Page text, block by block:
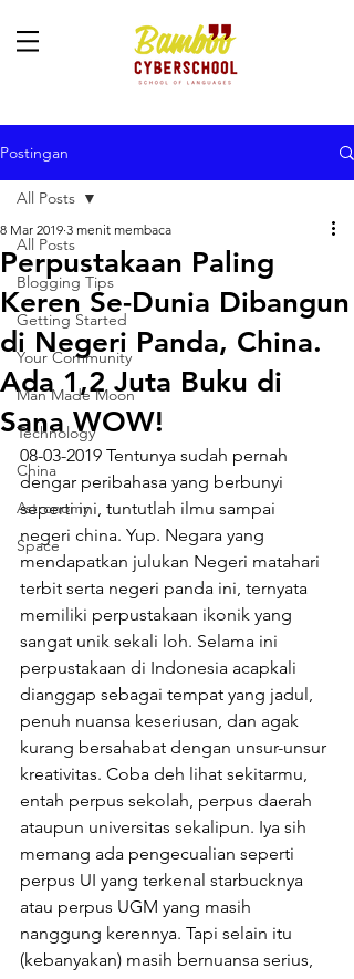
Postingan
All Posts
Blogging Tips
Getting Started
Your Community
Man Made Moon
Technology
China
Astronomy
Space
All Posts
Perpustakaan Paling
Keren Se-Dunia Dibangun
di Negeri Panda, China.
Ada 1,2 Juta Buku di
Sana WOW!
8 Mar 2019 3 menit membaca
08-03-2019 Tentunya sudah pernah
dengar peribahasa yang berbunyi
seperti ini, tuntutlah ilmu sampai
negeri china. Yup. Negara yang
mendapatkan julukan Negeri matahari
terbit serta negeri panda ini, ternyata
memiliki perpustakaan ikonik yang
sangat unik sekali loh. Selama ini
perpustakaan di Indonesia acapkali
dianggap sebagai tempat yang jadul,
penuh nuansa keseriusan, dan agak
kurang bersahabat dengan unsur-unsur
kreativitas. Coba deh lihat sekitarmu,
entah perpus sekolah, perpus daerah
ataupun universitas sekalipun. Iya sih
memang ada pengecualian seperti
perpus UI yang terkenal starbucknya
atau perpus UGM yang masih
nanggung kerennya. Tapi selain itu
(kebanyakan) masih bernuansa serius,